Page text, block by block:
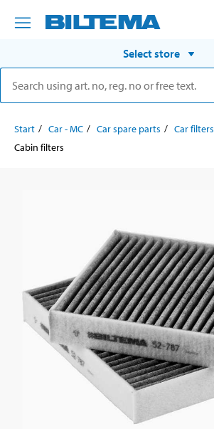
Select store
Start Car - MC Car spare parts Car filters
Cabin filters